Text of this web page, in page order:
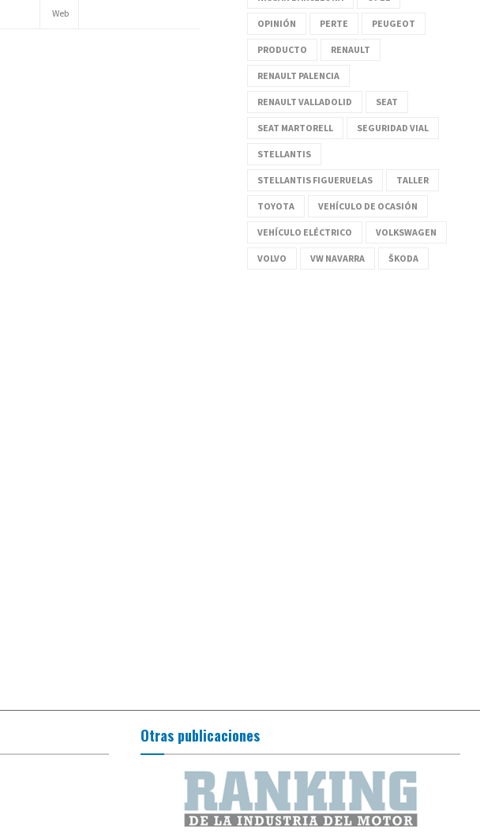
OPINIÓN PERTE PEUGEOT
PRODUCTO RENAULT
RENAULT PALENCIA
RENAULT VALLADOLID SEAT
SEAT MARTORELL SEGURIDAD VIAL
STELLANTIS
STELLANTIS FIGUERUELAS TALLER
TOYOTA VEHÍCULO DE OCASIÓN
VEHÍCULO ELÉCTRICO VOLKSWAGEN
VOLVO VW NAVARRA ŠKODA
Otras publicaciones